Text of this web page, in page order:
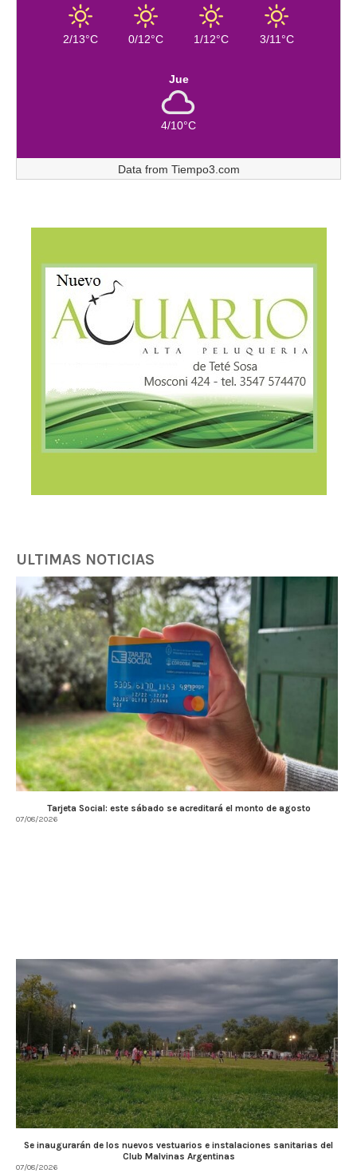
2/13°C 0/12°C 1/12°C 3/11°C
Jue
4/10°C
Data from Tiempo3.com
ULTIMAS NOTICIAS
Tarjeta Social: este sábado se acreditará el monto de agosto
07/08/2026
Se inaugurarán de los nuevos vestuarios e instalaciones sanitarias del
Club Malvinas Argentinas
07/08/2026